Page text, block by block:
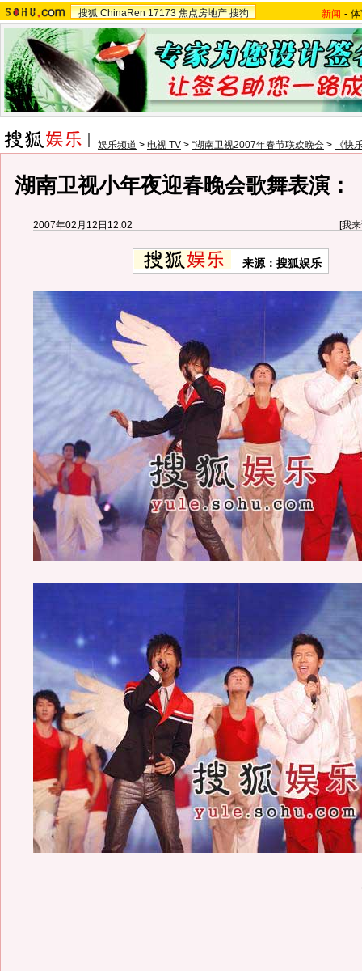
搜狐 ChinaRen 17173 焦点房地产 搜狗 新闻 -
娱乐频道 > 电视 TV > “湖南卫视2007年春节联欢晚会 > 《快
湖南卫视小年夜迎春晚会歌舞表演：
2007年02月12日12:02 [我
来源：搜狐娱乐